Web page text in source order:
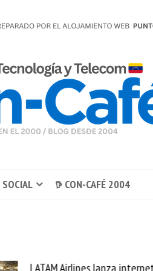
𖠚 CON-CAFÉ 2004